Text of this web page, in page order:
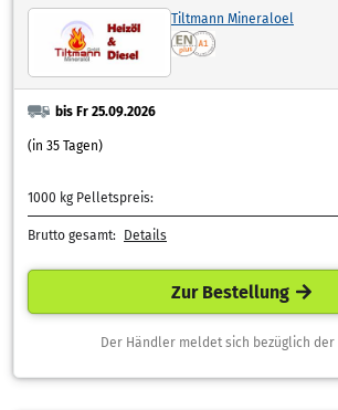
Tiltmann Mineraloel
bis Fr 25.09.2026
(in 35 Tagen)
1000 kg Pelletspreis:
Brutto gesamt: Details
Zur Bestellung
Der Händler meldet sich bezüglich der